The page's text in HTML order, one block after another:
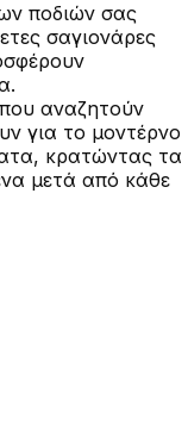
ποδιών σας
σαγιονάρες
αναζητούν
για το μοντέρνο
κρατώντας τα
μετά από κάθε